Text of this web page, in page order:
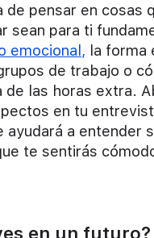
de pensar en cosas
sean para ti
emocional, la forma
de trabajo o
de las horas extra.
en tu
ayudará a entender
te sentirás
en un futuro?